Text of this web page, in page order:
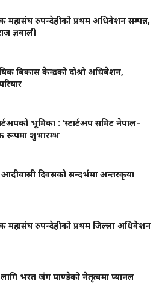
महासंघ रुपन्देहीको प्रथम अधिवेशन सम्पन्न,
ज्ञवाली
बिकास केन्द्रको दोश्रो अधिबेशन,
भूमिका : ‘स्टार्टअप समिट नेपाल–
रूपमा शुभारम्भ
दिवसको सन्दर्भमा अन्तरकृया
महासंघ रुपन्देहीको प्रथम जिल्ला अधिवेशन
लागि भरत जंग पाण्डेको नेतृत्वमा प्यानल